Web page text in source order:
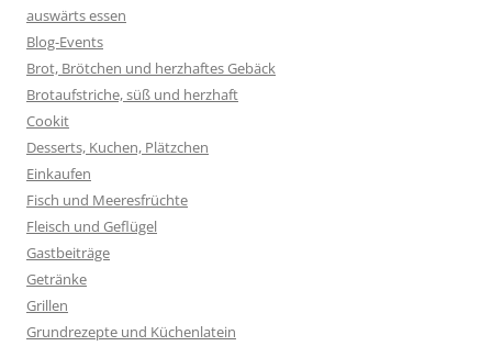
auswärts essen
Blog-Events
Brot, Brötchen und herzhaftes Gebäck
Brotaufstriche, süß und herzhaft
Cookit
Desserts, Kuchen, Plätzchen
Einkaufen
Fisch und Meeresfrüchte
Fleisch und Geflügel
Gastbeiträge
Getränke
Grillen
Grundrezepte und Küchenlatein